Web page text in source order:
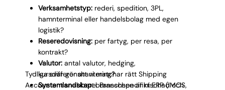
Verksamhetstyp:rederi, spedition, 3PL,
hamnterminal eller handelsbolag med egen
logistik?
Reseredovisning:per fartyg, per resa, per
kontrakt?
Valutor:antal valutor, hedging,
kursdifferenshantering?
Systemlandskap:branschspecifikt ERP (IMOS,
Tydliga svar gör att vi matchar rätt Shipping
Accountant snabbare. Branschen är nischad och